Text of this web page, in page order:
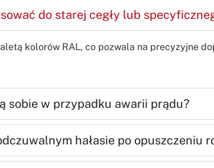
do starej cegły lub
kolorów RAL, co pozwala na precyzyjne
sobie w przypadku awarii prądu?
hałasie po opuszczeniu